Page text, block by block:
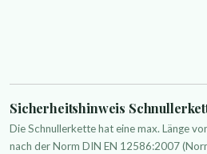
Sicherheitshinweis
Die Schnullerkette hat eine max. Länge
nach der Norm DIN EN 12586:2007